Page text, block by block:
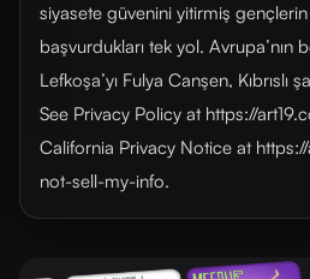
siyasete güvenini yitirmiş
başvurdukları tek yol. Avrupa’nın
Lefkoşa’yı Fulya Canşen, Kıbrıslı
See Privacy Policy at https://
California Privacy Notice at
not-sell-my-info.